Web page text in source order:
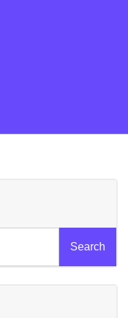
Search